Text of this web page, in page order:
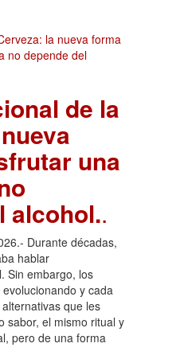
de la
una
alcohol..
Durante décadas,
hablar
Sin embargo, los
y cada
que les
sabor, el mismo ritual y
pero de una forma